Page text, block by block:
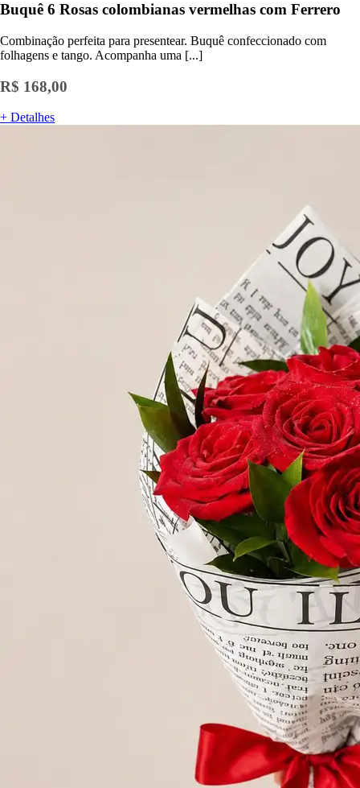
Buquê 6 Rosas colombianas vermelhas com Ferrero
Combinação perfeita para presentear. Buquê confeccionado com
folhagens e tango. Acompanha uma [...]
R$ 168,00
+ Detalhes